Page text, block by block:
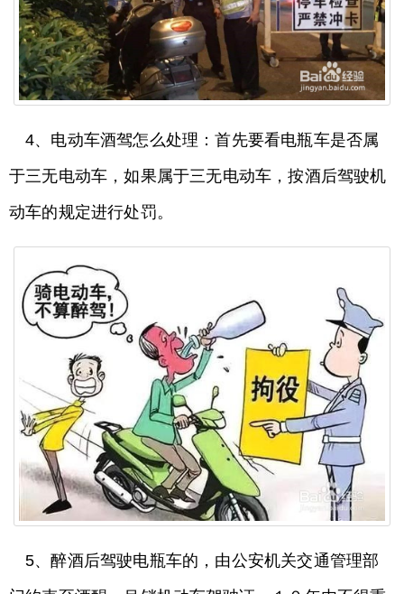
4、电动车酒驾怎么处理：首先要看电瓶车是否属
于三无电动车，如果属于三无电动车，按酒后驾驶机
动车的规定进行处罚。
5、醉酒后驾驶电瓶车的，由公安机关交通管理部